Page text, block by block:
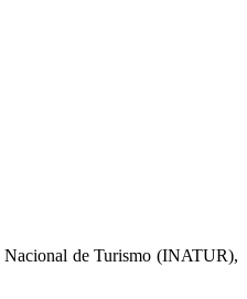
Nacional de Turismo (INATUR),